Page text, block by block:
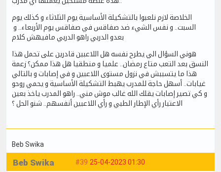
الخلاصة لازم نلعبوا بالتشكيلة الأساسية يوم الثلاثاء و كذلك يوم
السبت.. و نفس الشيء ضد صفاقس في صفاقس يوم الأربعاء.. و
بعدو الدربي راهو الدربي مافيهش كلام
هوني السؤال الي يطرح نفسه هل اللاعبين قادرين على تحمل هذا
النسق بعد التعب متاع رمضان.. علميا و منطقيا هل هذا ممكن؟ زعمة
هذا ما يتسببش في نزول مستوى اللاعبين و في إصابات و بالتالي
غيابات.. أسهل حاجة للمدرب يهبط التشكيلة الأساسية و يحمي روحو
و كي تصير إصابات يقلك الله غالب موش مني.. راهو المدرب ياخذ بعين
الاعتبار رأي الإطار الطبي و رأي اللاعبين أنفسهم.. شنو الحل ؟
Beb Swika
#39 25-04-2023 01:30
Beb Swika